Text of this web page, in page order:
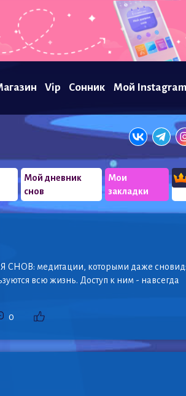
Vip Сонник Мой Instagram
Мой дневник
снов
Мои
закладки
СНОВ: медитации, которыми даже
всю жизнь. Доступ к ним - навсегда
0